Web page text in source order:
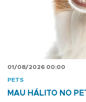
01/08/2026 00:00
PETS
MAU HÁLITO NO